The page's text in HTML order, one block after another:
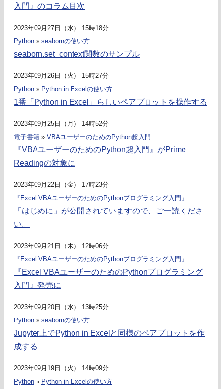
入門』のコラム目次
2023年09月27日（水） 15時18分
Python » seabornの使い方
seaborn.set_context関数のサンプル
2023年09月26日（火） 15時27分
Python » Python in Excelの使い方
1番「Python in Excel」らしいペアプロットを操作する
2023年09月25日（月） 14時52分
電子書籍 » VBAユーザーのためのPython超入門
『VBAユーザーのためのPython超入門』がPrime
Readingの対象に
2023年09月22日（金） 17時23分
『Excel VBAユーザーのためのPythonプログラミング入門』
「はじめに」が公開されていますので、ご一読くださ
い。
2023年09月21日（木） 12時06分
『Excel VBAユーザーのためのPythonプログラミング入門』
『Excel VBAユーザーのためのPythonプログラミング
入門』発売に
2023年09月20日（水） 13時25分
Python » seabornの使い方
Jupyter上でPython in Excelと同様のペアプロットを作
成する
2023年09月19日（火） 14時09分
Python » Python in Excelの使い方